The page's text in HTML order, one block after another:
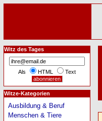
Witz des Tages
Als HTML Text
Witze-Kategorien
Ausbildung & Beruf
Menschen & Tiere